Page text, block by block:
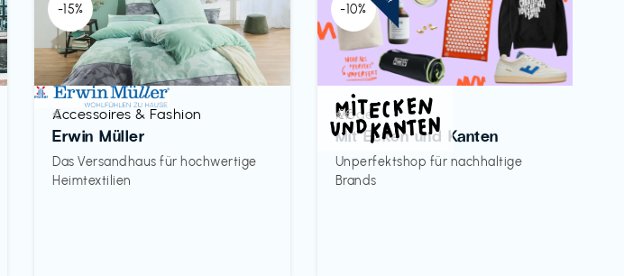
-15%
Accessoires & Fashion
Erwin Müller
Das Versandhaus für hochwertige
Heimtextilien
€‎
-10%
Mode
Mit Ecken und Kanten
Unperfektshop für nachhaltige
Brands
€€‎